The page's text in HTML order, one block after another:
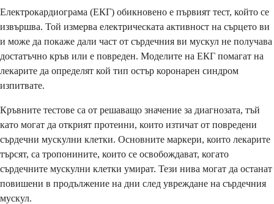
Електрокардиограма (ЕКГ) обикновено е първият тест, който се
извършва. Той измерва електрическата активност на сърцето ви
и може да покаже дали част от сърдечния ви мускул не получава
достатъчно кръв или е повреден. Моделите на ЕКГ помагат на
лекарите да определят кой тип остър коронарен синдром
изпитвате.
Кръвните тестове са от решаващо значение за диагнозата, тъй
като могат да открият протеини, които изтичат от повредени
сърдечни мускулни клетки. Основните маркери, които лекарите
търсят, са тропонините, които се освобождават, когато
сърдечните мускулни клетки умират. Тези нива могат да останат
повишени в продължение на дни след увреждане на сърдечния
мускул.